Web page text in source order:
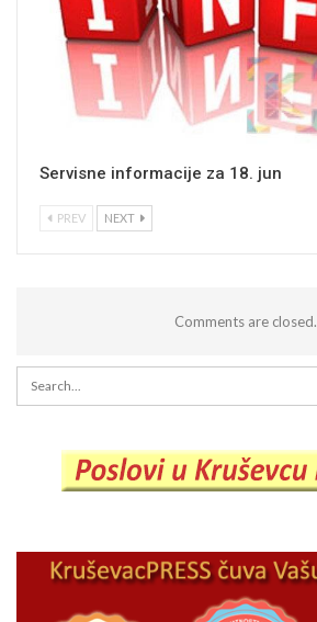
Servisne informacije za 18. jun
PREV NEXT
Comments are closed.